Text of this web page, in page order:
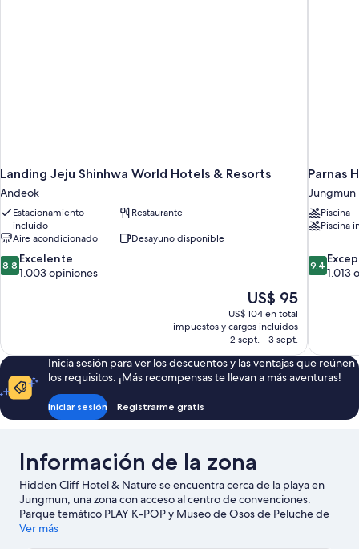
Landing Jeju Shinhwa World Hotels & Resorts
Andeok
Estacionamiento
incluido
Restaurante
Aire acondicionado
Desayuno disponible
8.8
de
8,8 Excelente
1.003 opiniones
El
precio
actual
es
de
US$ 95
US$ 95
US$ 104 en total
impuestos y cargos incluidos
2 sept. - 3 sept.
Parnas
Jungmun
Piscina
Piscina
9.4
de
9,4
1.013
Inicia sesión para ver los descuentos y las ventajas que reúnen
los requisitos. ¡Más recompensas te llevan a más aventuras!
Iniciar sesión Registrarme gratis
Información de la zona
Hidden Cliff Hotel & Nature se encuentra cerca de la playa en
Jungmun, una zona con acceso al centro de convenciones.
Parque temático PLAY K-POP y Museo de Osos de Peluche de
Jeju son lugares culturales destacados, y algunos de los puntos
Ver más